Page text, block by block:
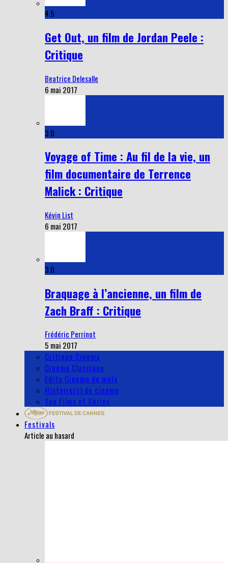
4.5
Get Out, un film de Jordan Peele :
Critique
Beatrice Delesalle
6 mai 2017
3.0
Voyage of Time : Au fil de la vie, un
film documentaire de Terrence
Malick : Critique
Kévin List
6 mai 2017
3.0
Braquage à l’ancienne, un film de
Zach Braff : Critique
Frédéric Perrinot
5 mai 2017
Critique Cinema
Cinéma Classique
Edito Cinema du mois
Histoire(s) de cinéma
Top Films et Séries
Festivals
Article au hasard